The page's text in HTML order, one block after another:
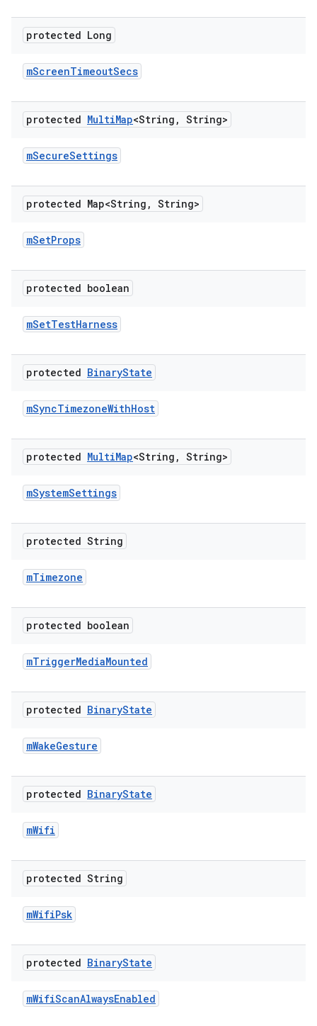
protected Long
mScreenTimeoutSecs
protected MultiMap<String , String>
mSecureSettings
protected Map<String , String>
mSetProps
protected boolean
mSetTestHarness
protected BinaryState
mSyncTimezoneWithHost
protected MultiMap<String , String>
mSystemSettings
protected String
mTimezone
protected boolean
mTriggerMediaMounted
protected BinaryState
mWakeGesture
protected BinaryState
mWifi
protected String
mWifiPsk
protected BinaryState
mWifiScanAlwaysEnabled